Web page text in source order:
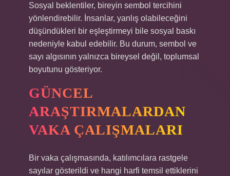
Sosyal beklentiler, bireyin sembol tercihini
yönlendirebilir. İnsanlar, yanlış olabileceğini
düşündükleri bir eşleştirmeyi bile sosyal baskı
nedeniyle kabul edebilir. Bu durum, sembol ve
sayı algısının yalnızca bireysel değil, toplumsal
boyutunu gösteriyor.
GÜNCEL
ARAŞTIRMALARDAN
VAKA ÇALIŞMALARI
Bir vaka çalışmasında, katılımcılara rastgele
sayılar gösterildi ve hangi harfi temsil ettiklerini